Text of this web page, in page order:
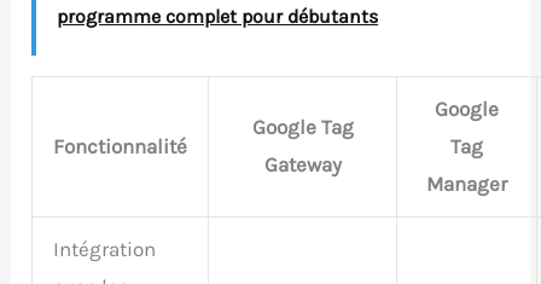
programme complet pour débutants
Fonctionnalité
Google Tag
Gateway
Google
Tag
Manager
Intégration